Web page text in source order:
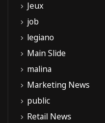
Jeux
job
legiano
Main Slide
malina
Marketing News
public
Retail News